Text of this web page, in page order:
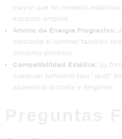
mayor que los modelos
espacios amplios.
Ahorro de Energía Progresivo:
mediante el dimmer, también
consumo eléctrico.
Compatibilidad Estética: Su
cualquier luminario tipo “spot”
apariencia discreta y elegante.